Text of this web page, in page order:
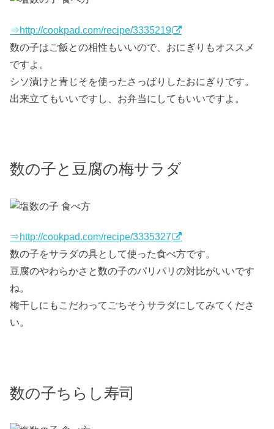
⇒http://cookpad.com/recipe/3335219
数の子はご飯との相性もいいので、おにぎりもオススメ
ですよ。
シソ漬けと青じそを使ったさっぱりしたおにぎりです。
出来立てもいいですし、お弁当にしてもいいですよ。
数の子と豆腐の梅サラダ
⇒http://cookpad.com/recipe/3335327
数の子をサラダの具として使った食べ方です。
豆腐のやわらかさと数の子のパリパリの対比がいいです
ね。
梅干しにもこだわってごちそうサラダにしてみてくださ
い。
数の子ちらし寿司